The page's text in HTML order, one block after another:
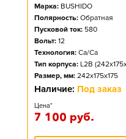
Марка: BUSHIDO
Полярность: Обратная
Пусковой ток: 580
Вольт: 12
Технология: Ca/Ca
Тип корпуса: L2B
Размер, мм: 242x175x175
Наличие: Под заказ
Цена*
7 100 руб.